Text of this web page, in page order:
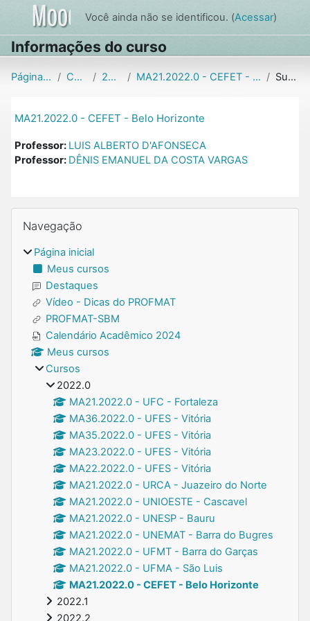
Ir para o conteúdo principal
Você ainda não se identificou. (Acessar)
Informações do curso
Página inicial Cursos 2022.0 MA21.2022.0 - CEFET - Belo Horizonte Sumário
MA21.2022.0 - CEFET - Belo Horizonte
Professor: LUIS ALBERTO D'AFONSECA
Professor: DÊNIS EMANUEL DA COSTA VARGAS
Blocos
Navegação
Página inicial
Meus cursos
Destaques
Vídeo - Dicas do PROFMAT
PROFMAT-SBM
Calendário Acadêmico 2024
Meus cursos
Cursos
2022.0
MA21.2022.0 - UFC - Fortaleza
MA36.2022.0 - UFES - Vitória
MA35.2022.0 - UFES - Vitória
MA23.2022.0 - UFES - Vitória
MA22.2022.0 - UFES - Vitória
MA21.2022.0 - URCA - Juazeiro do Norte
MA21.2022.0 - UNIOESTE - Cascavel
MA21.2022.0 - UNESP - Bauru
MA21.2022.0 - UNEMAT - Barra do Bugres
MA21.2022.0 - UFMT - Barra do Garças
MA21.2022.0 - UFMA - São Luis
MA21.2022.0 - CEFET - Belo Horizonte
2022.1
2022.2